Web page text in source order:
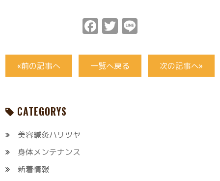
Facebook
Twitter
«前の記事へ 一覧へ戻る 次の記事へ»
CATEGORYS
美容鍼灸ハリツヤ
身体メンテナンス
新着情報